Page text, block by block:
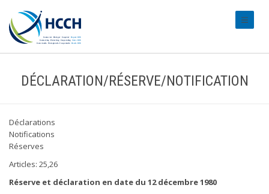
DÉCLARATION/RÉSERVE/NOTIFICATION
Déclarations
Notifications
Réserves
Articles: 25,26
Réserve et déclaration en date du 12 décembre 1980